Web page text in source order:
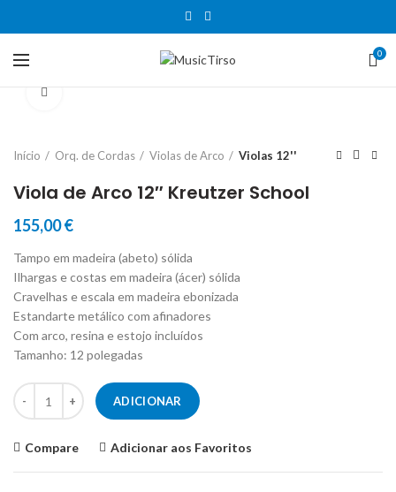
0
Início Orq. de Cordas Violas de Arco Violas 12''
Viola de Arco 12″ Kreutzer School
155,00€
Tampo em madeira (abeto) sólida
Ilhargas e costas em madeira (ácer) sólida
Cravelhas e escala em madeira ebonizada
Estandarte metálico com afinadores
Com arco, resina e estojo incluídos
Tamanho: 12 polegadas
Quantidade de Viola de Arco 12" Kreutzer School
ADICIONAR
Compare Adicionar aos Favoritos